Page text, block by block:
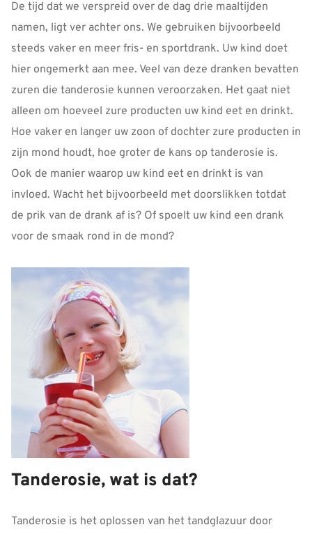
De tijd dat we verspreid over de dag drie maaltijden
namen, ligt ver achter ons. We gebruiken bijvoorbeeld
steeds vaker en meer fris- en sportdrank. Uw kind doet
hier ongemerkt aan mee. Veel van deze dranken bevatten
zuren die tanderosie kunnen veroorzaken. Het gaat niet
alleen om hoeveel zure producten uw kind eet en drinkt.
Hoe vaker en langer uw zoon of dochter zure producten in
zijn mond houdt, hoe groter de kans op tanderosie is.
Ook de manier waarop uw kind eet en drinkt is van
invloed. Wacht het bijvoorbeeld met doorslikken totdat
de prik van de drank af is? Of spoelt uw kind een drank
voor de smaak rond in de mond?
Tanderosie, wat is dat?
Tanderosie is het oplossen van het tandglazuur door